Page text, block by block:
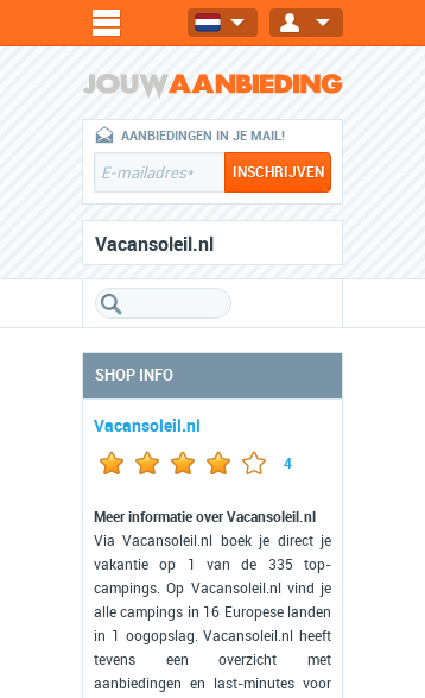
AANBIEDINGEN IN JE MAIL!
Vacansoleil.nl
SHOP INFO
Vacansoleil.nl
4
Meer informatie over Vacansoleil.nl
Via Vacansoleil.nl boek je direct je
vakantie op 1 van de 335 top-
campings. Op Vacansoleil.nl vind je
alle campings in 16 Europese landen
in 1 oogopslag. Vacansoleil.nl heeft
tevens een overzicht met
aanbiedingen en last-minutes voor